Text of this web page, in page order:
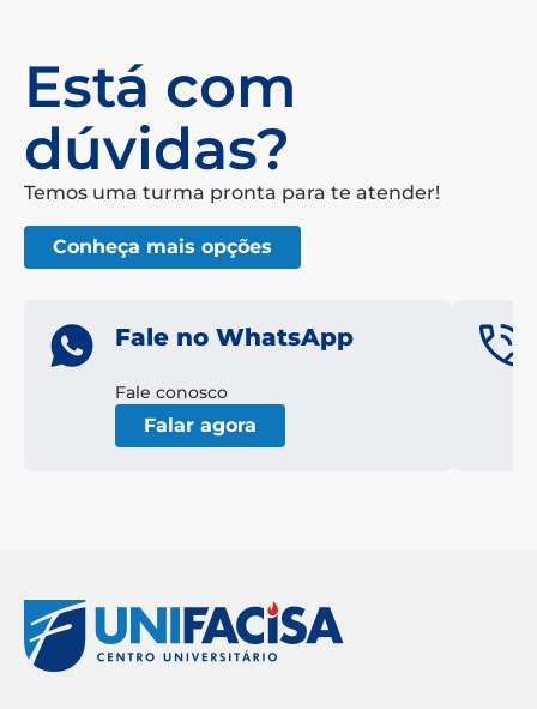
Está com
dúvidas?
Temos uma turma pronta para te atender!
Conheça mais opções
Fale no WhatsApp
Fale conosco
Falar agora